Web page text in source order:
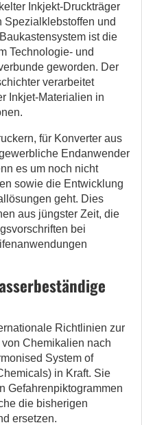
Inkjekt-Druckträger
und
ist die
Technologie- und
geworden. Der
verarbeitet
Inkjet-Materialien in
für Konverter aus
Endanwender
es um noch nicht
sowie die Entwicklung
geht. Dies
aus jüngster Zeit, die
bei
Richtlinien zur
Chemikalien nach
System of
in Kraft. Sie
Gefahrenpiktogrammen
die bisherigen
ersetzen.